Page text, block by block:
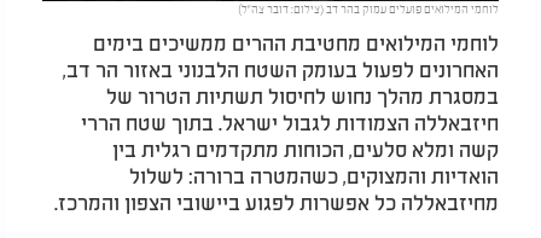
Video
לוחמי המילואים פועלים עמוק בהר דב (צילום: דובר צה"ל)
לוחמי המילואים מחטיבת ההרים ממשיכים בימים
האחרונים לפעול בעומק השטח הלבנוני באזור הר דב,
במסגרת מהלך נחוש לחיסול תשתיות הטרור של
חיזבאללה הצמודות לגבול ישראל. בתוך שטח הררי
קשה ומלא סלעים, הכוחות מתקדמים רגלית בין
הואדיות והמצוקים, כשהמטרה ברורה: לשלול
מחיזבאללה כל אפשרות לפגוע ביישובי הצפון והמרכז.​